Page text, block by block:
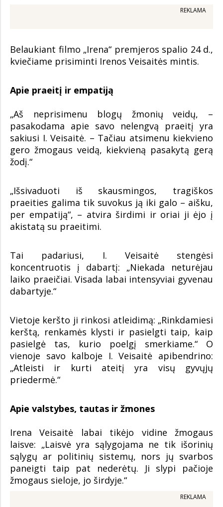
REKLAMA
Belaukiant filmo „Irena“ premjeros spalio 24 d.,
kviečiame prisiminti Irenos Veisaitės mintis.
Apie praeitį ir empatiją
„Aš neprisimenu blogų žmonių veidų, –
pasakodama apie savo nelengvą praeitį yra
sakiusi I. Veisaitė. – Tačiau atsimenu kiekvieno
gero žmogaus veidą, kiekvieną pasakytą gerą
žodį.“
„Išsivaduoti iš skausmingos, tragiškos
praeities galima tik suvokus ją iki galo – aišku,
per empatiją“, – atvira širdimi ir oriai ji ėjo į
akistatą su praeitimi.
Tai padariusi, I. Veisaitė stengėsi
koncentruotis į dabartį: „Niekada neturėjau
laiko praeičiai. Visada labai intensyviai gyvenau
dabartyje.“
Vietoje keršto ji rinkosi atleidimą: „Rinkdamiesi
kerštą, renkamės klysti ir pasielgti taip, kaip
pasielgė tas, kurio poelgį smerkiame.“ O
vienoje savo kalboje I. Veisaitė apibendrino:
„Atleisti ir kurti ateitį yra visų gyvųjų
priedermė.“
Apie valstybes, tautas ir žmones
Irena Veisaitė labai tikėjo vidine žmogaus
laisve: „Laisvė yra sąlygojama ne tik išorinių
sąlygų ar politinių sistemų, nors jų svarbos
paneigti taip pat nederėtų. Ji slypi pačioje
žmogaus sieloje, jo širdyje.“
REKLAMA